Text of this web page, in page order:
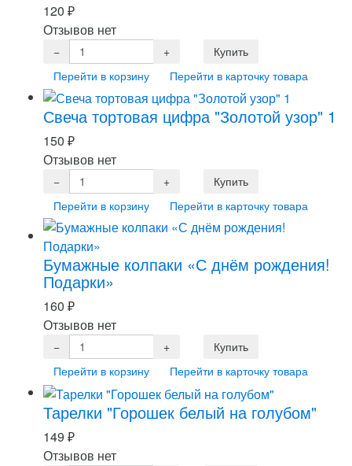
120 ₽
Отзывов нет
Перейти в корзину Перейти в карточку товара
Свеча тортовая цифра "Золотой узор" 1
150 ₽
Отзывов нет
Перейти в корзину Перейти в карточку товара
Бумажные колпаки «С днём рождения!
Подарки»
160 ₽
Отзывов нет
Перейти в корзину Перейти в карточку товара
Тарелки "Горошек белый на голубом"
149 ₽
Отзывов нет